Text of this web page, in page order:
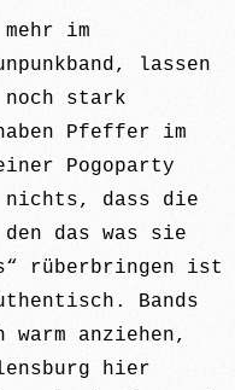
im
lassen
noch stark
Pfeffer im
Pogoparty
nichts, dass die
das was sie
rüberbringen ist
Bands
anziehen,
hier